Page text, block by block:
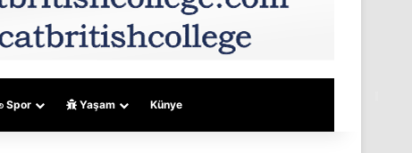
Spor Yaşam Künye